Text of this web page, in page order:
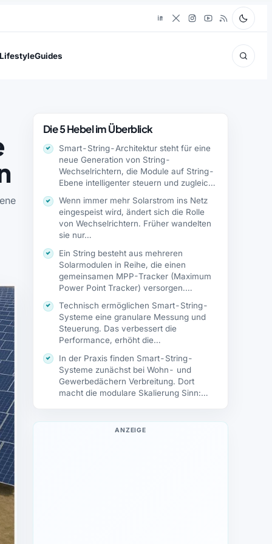
LifestyleGuides
Die 5 Hebel im Überblick
Smart-String-Architektur steht für eine
neue Generation von String-
Wechselrichtern, die Module auf String-
Ebene intelligenter steuern und zugleich
Wenn immer mehr Solarstrom ins Netz
eingespeist wird, ändert sich die Rolle
von Wechselrichtern. Früher wandelten
sie nur…
Ein String besteht aus mehreren
Solarmodulen in Reihe, die einen
gemeinsamen MPP-Tracker (Maximum
Power Point Tracker) versorgen.
Technisch ermöglichen Smart-String-
Systeme eine granulare Messung und
Steuerung. Das verbessert die
Performance, erhöht die
In der Praxis finden Smart-String-
Systeme zunächst bei Wohn- und
Gewerbedächern Verbreitung. Dort
macht die modulare Skalierung Sinn:
ANZEIGE